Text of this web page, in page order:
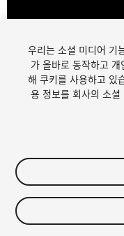
$39.99
우리는 소셜 미디어 기
가 올바로 동작하고
해 쿠키를 사용하고 있
용 정보를 회사의 소